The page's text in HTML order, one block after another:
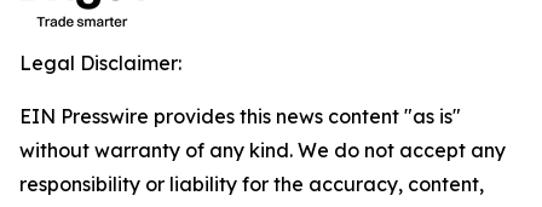
Legal Disclaimer:
EIN Presswire provides this news content "as is"
without warranty of any kind. We do not accept any
responsibility or liability for the accuracy, content,